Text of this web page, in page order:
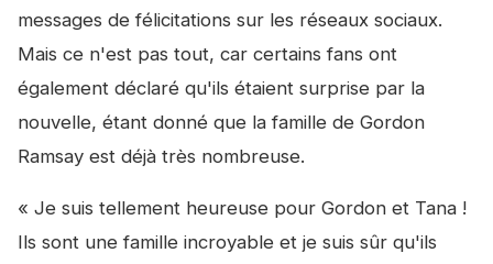
messages de félicitations sur les réseaux sociaux.
Mais ce n'est pas tout, car certains fans ont
également déclaré qu'ils étaient surprise par la
nouvelle, étant donné que la famille de Gordon
Ramsay est déjà très nombreuse.
« Je suis tellement heureuse pour Gordon et Tana !
Ils sont une famille incroyable et je suis sûr qu'ils